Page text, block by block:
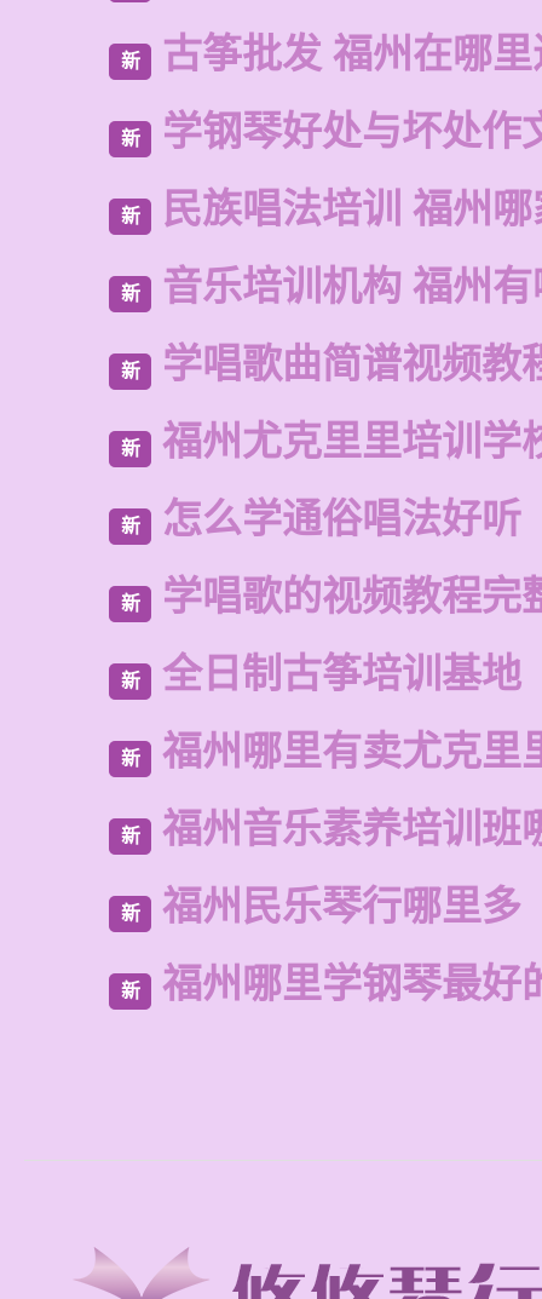
新 古筝批发 福州在哪
新 学钢琴好处与坏处作
新 民族唱法培训 福州
新 音乐培训机构 福州
新 学唱歌曲简谱视频教
新 福州尤克里里培训学
新 怎么学通俗唱法好听
新 学唱歌的视频教程完
新 全日制古筝培训基地
新 福州哪里有卖尤克里
新 福州音乐素养培训班
新 福州民乐琴行哪里多
新 福州哪里学钢琴最好